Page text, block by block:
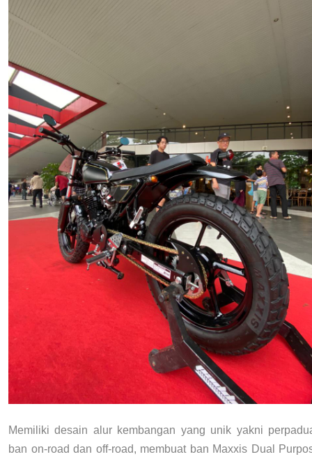
Memiliki desain alur kembangan yang unik yakni
ban on-road dan off-road, membuat ban Maxxis Dual